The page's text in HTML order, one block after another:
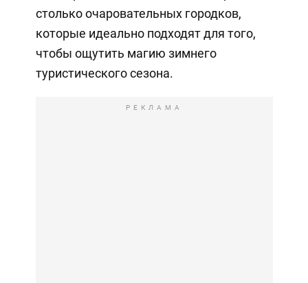
столько очаровательных городков,
которые идеально подходят для того,
чтобы ощутить магию зимнего
туристического сезона.
РЕКЛАМА